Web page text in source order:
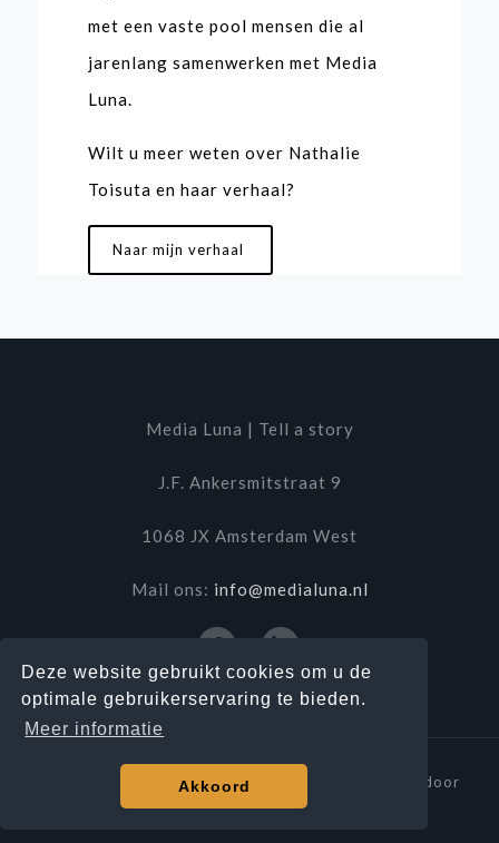
Deze website gebruikt cookies om u de
optimale gebruikerservaring te bieden.
Meer informatie
Akkoord
met een vaste pool mensen die al
jarenlang samenwerken met Media
Luna.
Wilt u meer weten over Nathalie
Toisuta en haar verhaal?
Naar mijn verhaal
Media Luna | Tell a story
J.F. Ankersmitstraat 9
1068 JX Amsterdam West
Mail ons: info@medialuna.nl
© Media Luna | Deze website wordt je geserveerd door